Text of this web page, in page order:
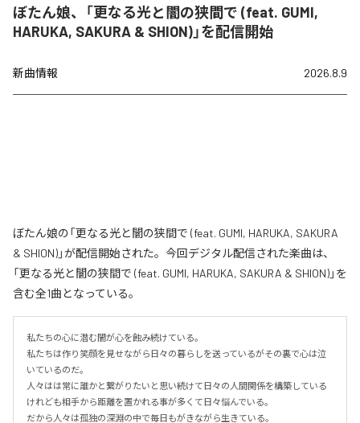
ぼたん娘、「更なる光と闇の狭間で (feat. GUMI,
HARUKA, SAKURA & SHION)」を配信開始
新曲情報 2026.8.9
ぼたん娘の「更なる光と闇の狭間で (feat. GUMI, HARUKA, SAKURA
& SHION)」が配信開始された。今回デジタル配信された楽曲は、
「更なる光と闇の狭間で (feat. GUMI, HARUKA, SAKURA & SHION)」を
含む全1曲となっている。
私たちの心に潜む闇が心を蝕み続けている。
私たちは作り笑顔を見せながら日々の暮らしを送っているがその裏で心は泣
いているのだ。
人々はは常に誰かと繋がりたいと思い続けて日々の人間関係を構築している
けれども相手から距離を置かれる事が多くて日々悩んでいる。
だから人々は孤独の深淵の中で毎日もがきながら生きている。